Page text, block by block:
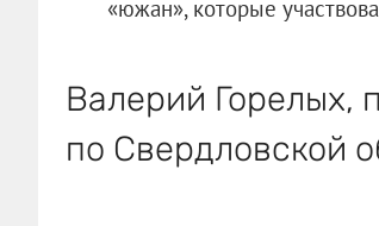
«южан», которые
Валерий Горелых,
по Свердловской